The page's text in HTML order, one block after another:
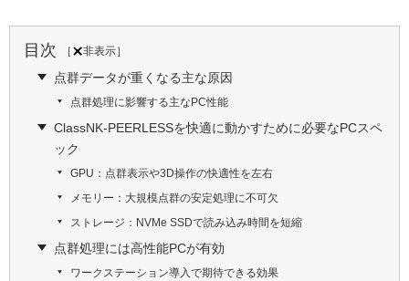
目次 ［ 非表示］
点群データが重くなる主な原因
点群処理に影響する主なPC性能
ClassNK-PEERLESSを快適に動かすために必要なPCスペ
ック
GPU：点群表示や3D操作の快適性を左右
メモリー：大規模点群の安定処理に不可欠
ストレージ：NVMe SSDで読み込み時間を短縮
点群処理には高性能PCが有効
ワークステーション導入で期待できる効果